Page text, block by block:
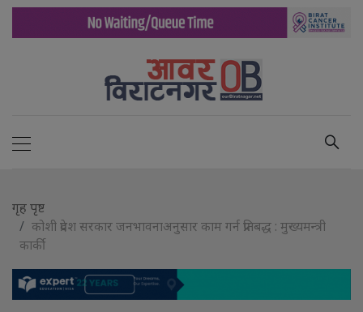
गृह पृष्ट
कोशी प्रदेश सरकार जनभावनाअनुसार काम गर्न प्रतिबद्ध : मुख्यमन्त्री
कार्की